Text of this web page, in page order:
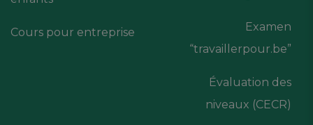
Cours pour entreprise
Examen
“travaillerpour.be”
Évaluation des
niveaux (CECR)